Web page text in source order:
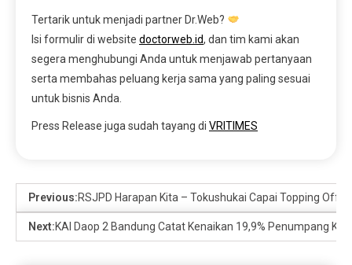
Tertarik untuk menjadi partner Dr.Web?
Isi formulir di website doctorweb.id, dan tim kami akan
segera menghubungi Anda untuk menjawab pertanyaan
serta membahas peluang kerja sama yang paling sesuai
untuk bisnis Anda.
Press Release juga sudah tayang di VRITIMES
Previous:RSJPD Harapan Kita – Tokushukai Capai Topping
Next:KAI Daop 2 Bandung Catat Kenaikan 19,9% Penumpang